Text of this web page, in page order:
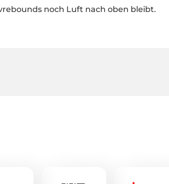
noch Luft nach oben bleibt.